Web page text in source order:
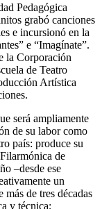
Pedagógica
grabó canciones
e incursionó en la
e “Imagínate”.
la Corporación
de Teatro
Artística
será ampliamente
de su labor como
país: produce su
de
–desde ese
un
de tres décadas
y técnica;